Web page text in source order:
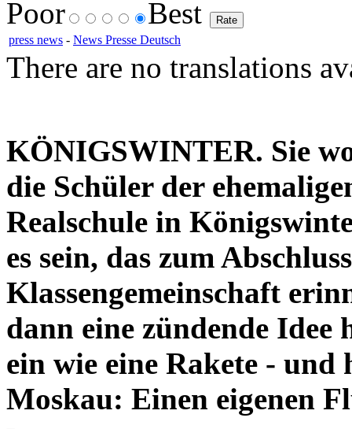
Poor
Best
press news - News Presse Deutsch
There are no translations
KÖNIGSWINTER. Sie
die Schüler der
Realschule in
es sein, das zum
Klassengemeinschaft
dann eine zündende
ein wie eine Rakete - und
Moskau: Einen eigenen